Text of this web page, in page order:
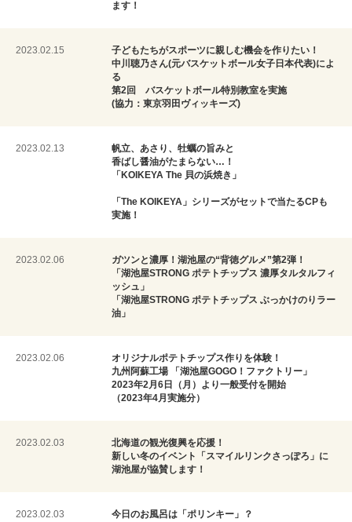
ます！
2023.02.15
子どもたちがスポーツに親しむ機会を作りたい！
中川聴乃さん(元バスケットボール女子日本代表)によ
る
第2回 バスケットボール特別教室を実施
(協力：東京羽田ヴィッキーズ)
2023.02.13
帆立、あさり、牡蠣の旨みと
香ばし醤油がたまらない…！
「KOIKEYA The 貝の浜焼き」
「The KOIKEYA」シリーズがセットで当たるCPも
実施！
2023.02.06
ガツンと濃厚！湖池屋の“背徳グルメ”第2弾！
「湖池屋STRONG ポテトチップス 濃厚タルタルフィ
ッシュ」
「湖池屋STRONG ポテトチップス ぶっかけのりラー
油」
2023.02.06
オリジナルポテトチップス作りを体験！
九州阿蘇工場 「湖池屋GOGO！ファクトリー」
2023年2月6日（月）より一般受付を開始
（2023年4月実施分）
2023.02.03
北海道の観光復興を応援！
新しい冬のイベント「スマイルリンクさっぽろ」に
湖池屋が協賛します！
2023.02.03 今日のお風呂は「ポリンキー」？